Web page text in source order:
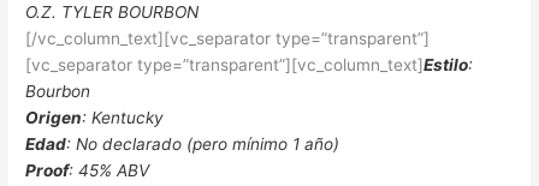
O.Z. TYLER BOURBON
[/vc_column_text][vc_separator type=”transparent”]
[vc_separator type=”transparent”][vc_column_text]Estilo:
Bourbon
Origen: Kentucky
Edad: No declarado (pero mínimo 1 año)
Proof: 45% ABV